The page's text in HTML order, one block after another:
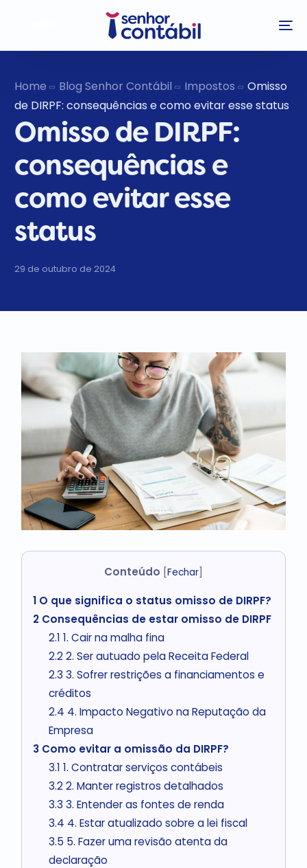
Home Blog Senhor Contábil Impostos
Omisso
de DIRPF: consequências e como evitar esse status
Omisso de DIRPF:
consequências e
como evitar esse
status
29 de outubro de 2024
Conteúdo [Fechar]
1O que significa o status omisso de DIRPF?
2Consequências de estar omisso de DIRPF
2.1 1. Cair na malha fina
2.22. Ser autuado pela Receita Federal
2.3 3. Sofrer restrições a financiamentos e
créditos
2.4 4. Impacto Negativo na Reputação da
Empresa
3Como evitar a omissão da DIRPF?
3.1 1. Contratar serviços contábeis
3.22. Manter registros detalhados
3.3 3. Entender as fontes de renda
3.4 4. Estar atualizado sobre a lei fiscal
3.5 5. Fazer uma revisão atenta da
declaração